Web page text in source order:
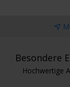
Besondere
Hochwertige